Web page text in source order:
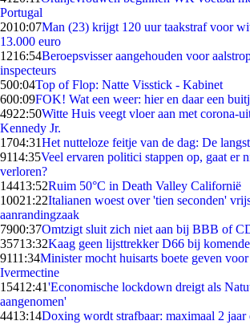
Portugal
2010:07Man (23) krijgt 120 uur taakstraf voor
13.000 euro
1216:54Beroepsvisser aangehouden voor
inspecteurs
500:04Top of Flop: Natte Visstick - Kabinet
600:09FOK! Wat een weer: hier en daar een
4922:50Witte Huis veegt vloer aan met corona-
Kennedy Jr.
1704:31Het nutteloze feitje van de dag: De
9114:35Veel ervaren politici stappen op, gaat er
verloren?
14413:52Ruim 50°C in Death Valley Californië
10021:22Italianen woest over 'tien seconden'
aanrandingzaak
7900:37Omtzigt sluit zich niet aan bij BBB of
35713:32Kaag geen lijsttrekker D66 bij
9111:34Minister mocht huisarts boete geven
Ivermectine
15412:41'Economische lockdown dreigt als
aangenomen'
4413:14Doxing wordt strafbaar: maximaal 2 jaar